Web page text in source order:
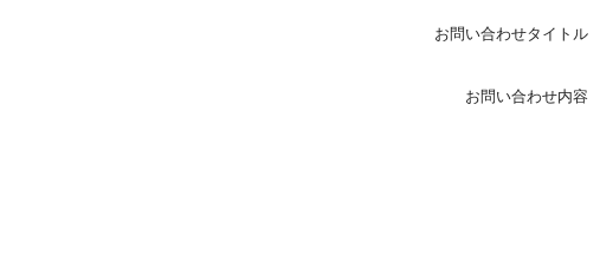
お問い合わせタイトル
お問い合わせ内容